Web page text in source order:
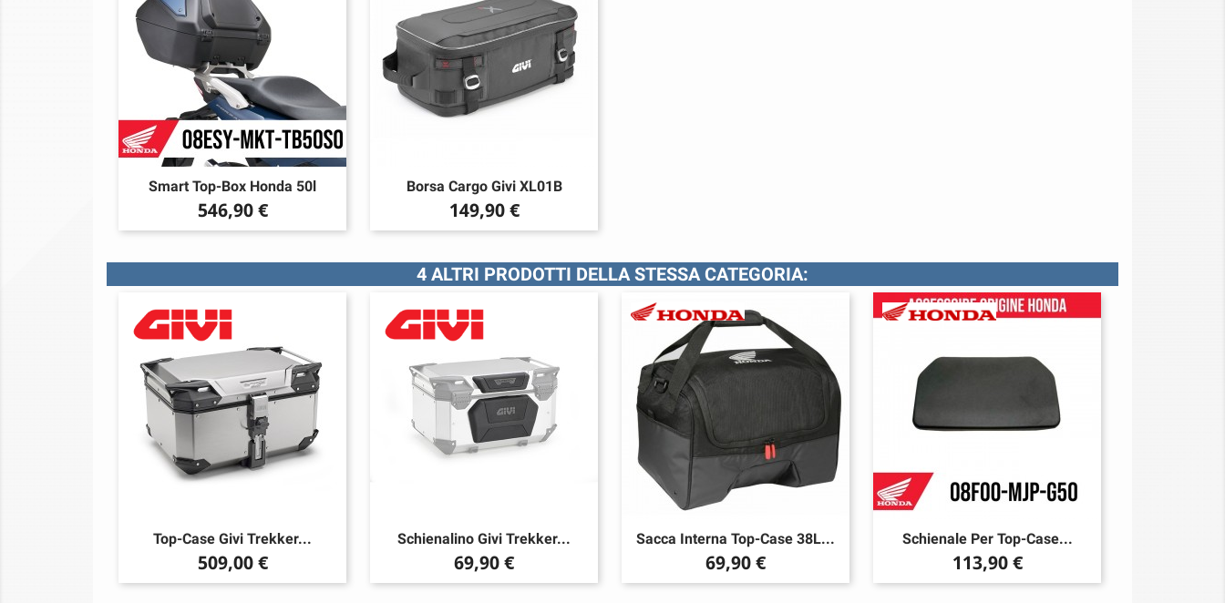
Smart Top-Box Honda 50l
Prezzo
546,90 €
Borsa Cargo Givi XL01B
Prezzo
149,90 €
4 ALTRI PRODOTTI DELLA STESSA CATEGORIA:
Top-Case Givi Trekker...
Prezzo
509,00 €
Schienalino Givi Trekker...
Prezzo
69,90 €
Sacca Interna Top-Case 38L...
Prezzo
69,90 €
Schienale Per Top-Case...
Prezzo
113,90 €